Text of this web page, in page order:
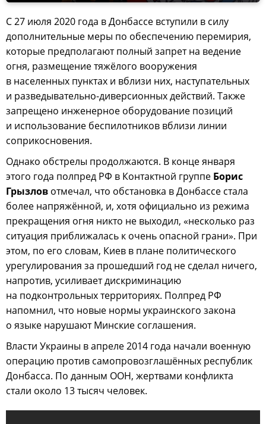
С 27 июля 2020 года в Донбассе вступили в силу
дополнительные меры по обеспечению перемирия,
которые предполагают полный запрет на ведение
огня, размещение тяжёлого вооружения
в населенных пунктах и вблизи них, наступательных
и разведывательно-диверсионных действий. Также
запрещено инженерное оборудование позиций
и использование беспилотников вблизи линии
соприкосновения.
Однако обстрелы продолжаются. В конце января
этого года полпред РФ в Контактной группе Борис
Грызлов отмечал, что обстановка в Донбассе стала
более напряжённой, и, хотя официально из режима
прекращения огня никто не выходил, «несколько раз
ситуация приближалась к очень опасной грани». При
этом, по его словам, Киев в плане политического
урегулирования за прошедший год не сделал ничего,
напротив, усиливает дискриминацию
на подконтрольных территориях. Полпред РФ
напомнил, что новые нормы украинского закона
о языке нарушают Минские соглашения.
Власти Украины в апреле 2014 года начали военную
операцию против самопровозглашённых республик
Донбасса. По данным ООН, жертвами конфликта
стали около 13 тысяч человек.